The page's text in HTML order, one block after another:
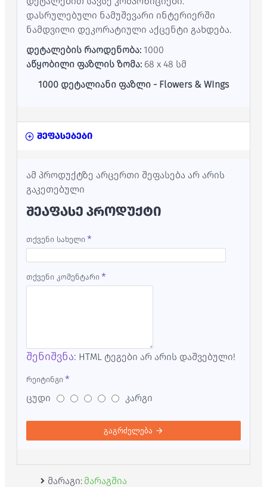
დასრულებული ნამუშევარი ინტერიერში
ნამდვილი დეკორატიული აქცენტი გახდება.
დეტალების რაოდენობა: 1000
აწყობილი ფაზლის ზომა: 68 x 48 სმ
1000 დეტალიანი ფაზლი - Flowers & WIngs
შეფასებები
ამ პროდუქტზე არცერთი შეფასება არ არის
გაკეთებული
ᲨᲔᲐᲤᲐᲡᲔ ᲞᲠᲝᲓᲣᲥᲢᲘ
თქვენი სახელი
თქვენი კომენტარი
შენიშვნა: HTML ტეგები არ არის დაშვებული!
რეიტინგი
ცუდი კარგი
გაგრძელება
მარაგი: მარაგშია